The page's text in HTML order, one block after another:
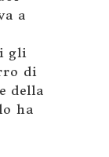
a
gli
di
della
ha